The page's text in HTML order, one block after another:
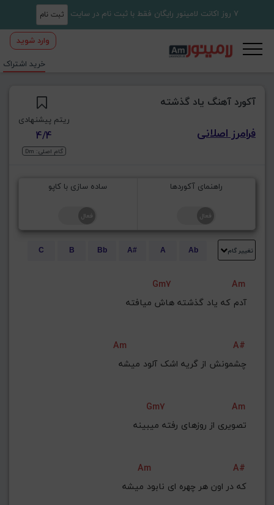
7 روز اکانت لامینور رایگان فقط با ثبت نام در سایت ثبت نام
وارد شوید
خرید اشتراک
آکورد آهنگ یاد گذشته
فرامرز اصلانی
ریتم پیشنهادی
4/4
گام اصلی: Dm
راهنمای آکوردها ساده سازی با کاپو
تغییر گام Ab
A
A#
Bb
B
C
Gm7
Am
Am
A#
چشمونش از گریه اشک آلود میشه
Gm7
Am
Am
A#
که در اون هر چهره ای نابود میشه